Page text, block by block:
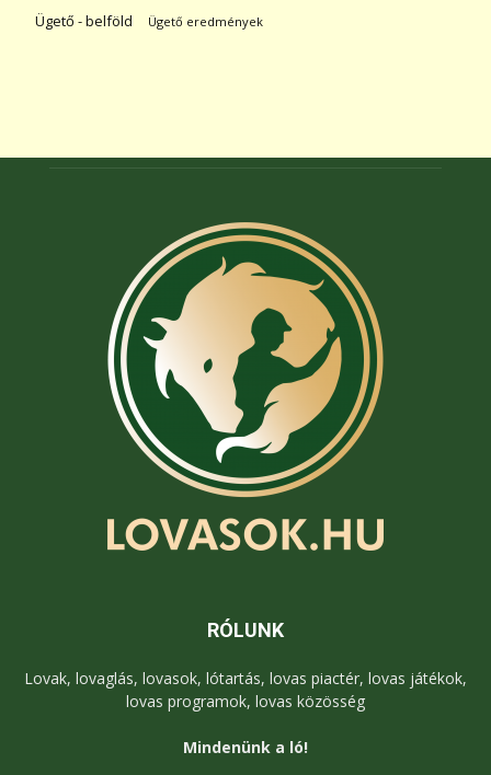
Ügető - belföld Ügető eredmények
RÓLUNK
Lovak, lovaglás, lovasok, lótartás, lovas piactér, lovas játékok,
lovas programok, lovas közösség
Mindenünk a ló!